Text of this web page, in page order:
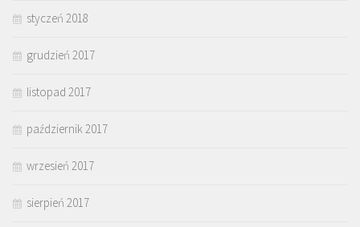
styczeń 2018
grudzień 2017
listopad 2017
październik 2017
wrzesień 2017
sierpień 2017